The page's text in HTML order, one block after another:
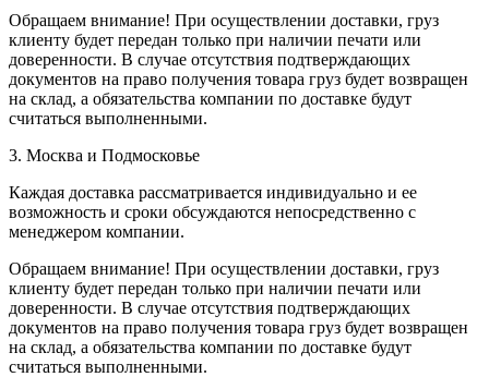
Обращаем внимание! При осуществлении доставки, груз
клиенту будет передан только при наличии печати или
доверенности. В случае отсутствия подтверждающих
документов на право получения товара груз будет возвращен
на склад, а обязательства компании по доставке будут
считаться выполненными.
3. Москва и Подмосковье
Каждая доставка рассматривается индивидуально и ее
возможность и сроки обсуждаются непосредственно с
менеджером компании.
Обращаем внимание! При осуществлении доставки, груз
клиенту будет передан только при наличии печати или
доверенности. В случае отсутствия подтверждающих
документов на право получения товара груз будет возвращен
на склад, а обязательства компании по доставке будут
считаться выполненными.